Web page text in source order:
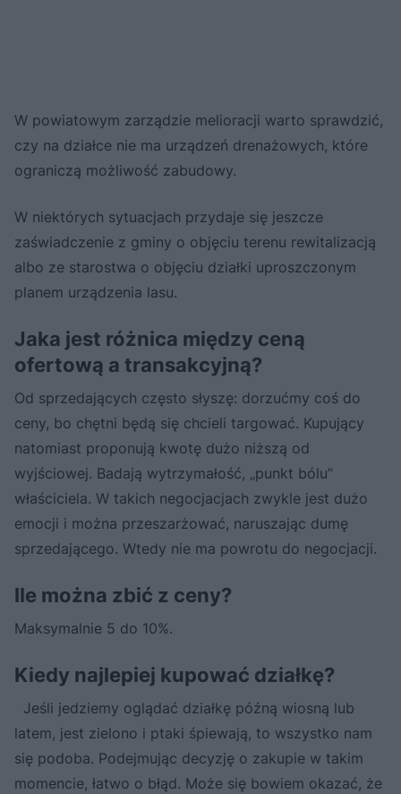
W powiatowym zarządzie melioracji warto sprawdzić,
czy na działce nie ma urządzeń drenażowych, które
ograniczą możliwość zabudowy.
W niektórych sytuacjach przydaje się jeszcze
zaświadczenie z gminy o objęciu terenu rewitalizacją
albo ze starostwa o objęciu działki uproszczonym
planem urządzenia lasu.
Jaka jest różnica między ceną
ofertową a transakcyjną?
Od sprzedających często słyszę: dorzućmy coś do
ceny, bo chętni będą się chcieli targować. Kupujący
natomiast proponują kwotę dużo niższą od
wyjściowej. Badają wytrzymałość, „punkt bólu”
właściciela. W takich negocjacjach zwykle jest dużo
emocji i można przeszarżować, naruszając dumę
sprzedającego. Wtedy nie ma powrotu do negocjacji.
Ile można zbić z ceny?
Maksymalnie 5 do 10%.
Kiedy najlepiej kupować działkę?
Jeśli jedziemy oglądać działkę późną wiosną lub
latem, jest zielono i ptaki śpiewają, to wszystko nam
się podoba. Podejmując decyzję o zakupie w takim
momencie, łatwo o błąd. Może się bowiem okazać, że